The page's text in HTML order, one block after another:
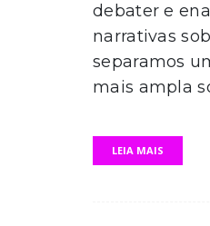
debater e
narrativas
separamos
mais ampla
LEIA MAIS